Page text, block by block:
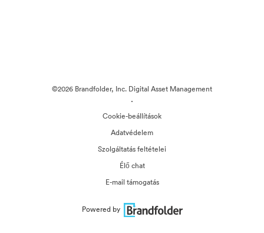
©2026 Brandfolder, Inc. Digital Asset Management
·
Cookie-beállítások
Adatvédelem
Szolgáltatás feltételei
Élő chat
E-mail támogatás
Powered by